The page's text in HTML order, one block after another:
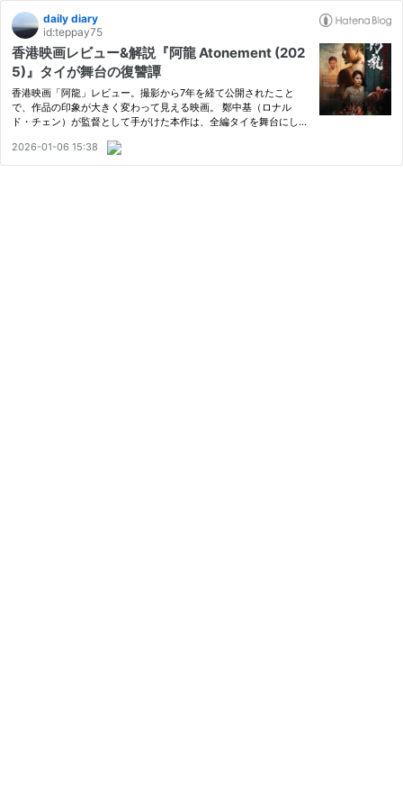
daily diary
id:teppay75
香港映画レビュー&解説『阿龍 Atonement (202
5)』タイが舞台の復讐譚
香港映画「阿龍」レビュー。撮影から7年を経て公開されたこと
で、作品の印象が大きく変わって見える映画。 鄭中基（ロナル
ド・チェン）が監督として手がけた本作は、全編タイを舞台にした
強く意識させる。 2025年 香港 96分 監督： 鄭中基（ロナルド・チ
ェン…
2026-01-06 15:38